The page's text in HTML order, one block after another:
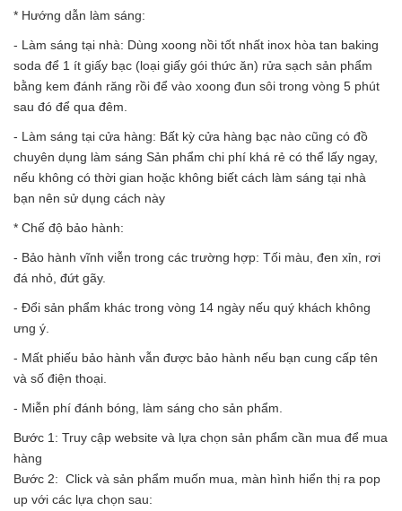
* Hướng dẫn làm sáng:
- Làm sáng tại nhà: Dùng xoong nồi tốt nhất inox hòa tan baking
soda để 1 ít giấy bạc (loại giấy gói thức ăn) rửa sạch sản phẩm
bằng kem đánh răng rồi để vào xoong đun sôi trong vòng 5 phút
sau đó để qua đêm.
- Làm sáng tại cửa hàng: Bất kỳ cửa hàng bạc nào cũng có đồ
chuyên dụng làm sáng Sản phẩm chi phí khá rẻ có thể lấy ngay,
nếu không có thời gian hoặc không biết cách làm sáng tại nhà
bạn nên sử dụng cách này
* Chế độ bảo hành:
- Bảo hành vĩnh viễn trong các trường hợp: Tối màu, đen xỉn, rơi
đá nhỏ, đứt gãy.
- Đổi sản phẩm khác trong vòng 14 ngày nếu quý khách không
ưng ý.
- Mất phiếu bảo hành vẫn được bảo hành nếu bạn cung cấp tên
và số điện thoại.
- Miễn phí đánh bóng, làm sáng cho sản phẩm.
Bước 1: Truy cập website và lựa chọn sản phẩm cần mua để mua
hàng
Bước 2: Click và sản phẩm muốn mua, màn hình hiển thị ra pop
up với các lựa chọn sau: